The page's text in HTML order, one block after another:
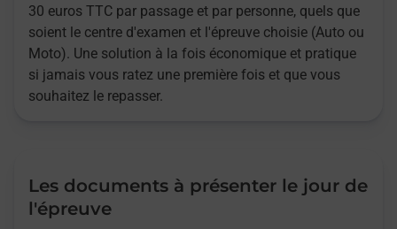
30 euros TTC par passage et par personne, quels que
soient le centre d'examen et l'épreuve choisie (Auto ou
Moto). Une solution à la fois économique et pratique
si jamais vous ratez une première fois et que vous
souhaitez le repasser.
Les documents à présenter le jour de
l'épreuve